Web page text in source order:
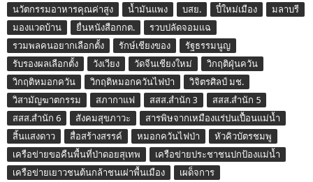
นวัตกรรมอาหารคุณค่าสูง
น้ำมันแพง บสย. ปี๋ใหม่เมือง
มลาบรี
มองแวดบ้าน
ยื่นหนังสือกกต.
รวบปลัดจอมแฉ
รวมพลคนอยากเลือกตั้ง
รักษ์เชียงของ
รัฐธรรมนูญ
รับรองผลเลือกตั้ง
วังเวียง วัดจีนเชียงใหม่
วิกฤติฝุ่นควัน
วิกฤติหมอกควัน
วิกฤติหมอกควันไฟป่า
วิจิตรศิลป์ มช.
วิสามัญฆาตกรรม
สภากาแฟ สสส.สำนัก 3
สสส.สำนัก 5
สสส.สำนัก 6
สังคมสุขภาวะ
สารพิษจากเหมืองแร่ปนเปื้อนแม่น้ำ
สิ้นแสงดาว
สื่อสร้างสรรค์ หมอกควันไฟป่า
หัวคิวบัตรชมพู
เครือข่ายขอคืนพื้นที่ป่าดอยสุเทพ
เครือข่ายประชาชนปกป้องแม่น้ำ
เครือข่ายเยาวชนต้นกล้าชนเผ่าพื้นเมือง
เผด็จการ